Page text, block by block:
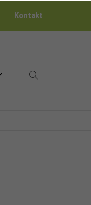
Kontakt